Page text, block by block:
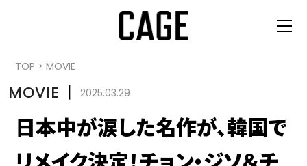
TOP > MOVIE
MOVIE 丨 2025.03.29
日本中が涙した名作が、韓国で